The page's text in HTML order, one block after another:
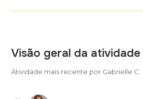
Visão geral da atividade
Atividade mais recente por Gabrielle C.